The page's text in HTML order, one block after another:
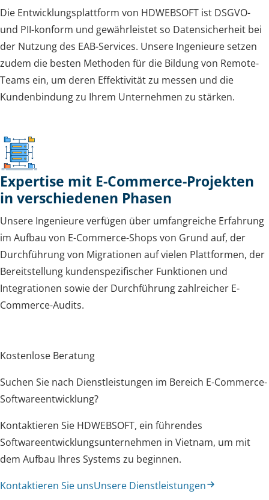
Die Entwicklungsplattform von HDWEBSOFT ist DSGVO-
und PII-konform und gewährleistet so Datensicherheit bei
der Nutzung des EAB-Services. Unsere Ingenieure setzen
zudem die besten Methoden für die Bildung von Remote-
Teams ein, um deren Effektivität zu messen und die
Kundenbindung zu Ihrem Unternehmen zu stärken.
Expertise mit E-Commerce-Projekten
in verschiedenen Phasen
Unsere Ingenieure verfügen über umfangreiche Erfahrung
im Aufbau von E-Commerce-Shops von Grund auf, der
Durchführung von Migrationen auf vielen Plattformen, der
Bereitstellung kundenspezifischer Funktionen und
Integrationen sowie der Durchführung zahlreicher E-
Commerce-Audits.
Kostenlose Beratung
Suchen Sie nach Dienstleistungen im Bereich E-Commerce-
Softwareentwicklung?
Kontaktieren Sie HDWEBSOFT, ein führendes
Softwareentwicklungsunternehmen in Vietnam, um mit
dem Aufbau Ihres Systems zu beginnen.
Kontaktieren Sie unsUnsere Dienstleistungen